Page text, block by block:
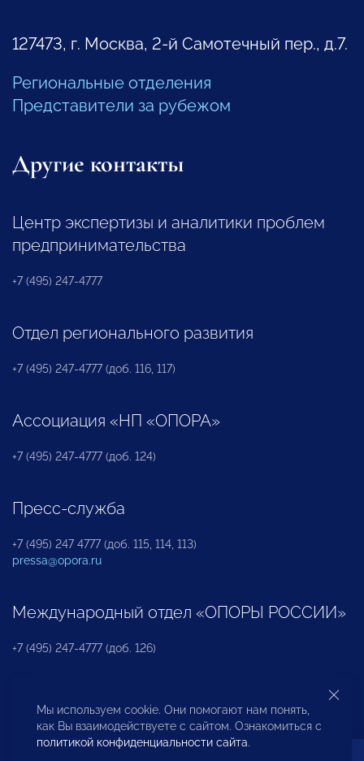
127473, г. Москва, 2-й Самотечный пер., д.7.
Региональные отделения
Представители за рубежом
Другие контакты
Центр экспертизы и аналитики проблем
предпринимательства
+7 (495) 247-4777
Отдел регионального развития
+7 (495) 247-4777 (доб. 116, 117)
Ассоциация «НП «ОПОРА»
+7 (495) 247-4777 (доб. 124)
Пресс-служба
+7 (495) 247 4777 (доб. 115, 114, 113)
pressa@opora.ru
Международный отдел «ОПОРЫ РОССИИ»
+7 (495) 247-4777 (доб. 126)
Бюро по защите прав предпринимателей и
инвесторов
Мы используем cookie. Они помогают нам понять,
как Вы взаимодействуете с сайтом. Ознакомиться с
политикой конфиденциальности сайта.